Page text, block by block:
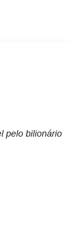
pelo bilionário